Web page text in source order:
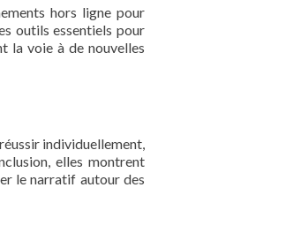
hors ligne pour
outils essentiels pour
la voie à de nouvelles
individuellement,
elles montrent
le narratif autour des